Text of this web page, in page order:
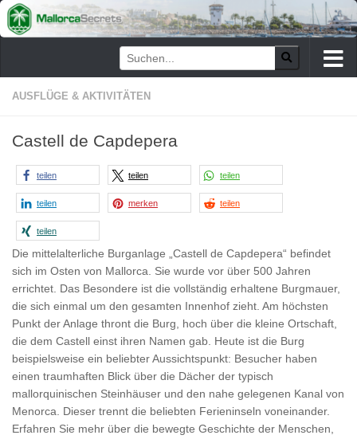
Zum Inhalt springen
AUSFLÜGE & AKTIVITÄTEN
Castell de Capdepera
teilen teilen teilen
teilen merken teilen
teilen
Die mittelalterliche Burganlage „Castell de Capdepera“ befindet
sich im Osten von Mallorca. Sie wurde vor über 500 Jahren
errichtet. Das Besondere ist die vollständig erhaltene Burgmauer,
die sich einmal um den gesamten Innenhof zieht. Am höchsten
Punkt der Anlage thront die Burg, hoch über die kleine Ortschaft,
die dem Castell einst ihren Namen gab. Heute ist die Burg
beispielsweise ein beliebter Aussichtspunkt: Besucher haben
einen traumhaften Blick über die Dächer der typisch
mallorquinischen Steinhäuser und den nahe gelegenen Kanal von
Menorca. Dieser trennt die beliebten Ferieninseln voneinander.
Erfahren Sie mehr über die bewegte Geschichte der Menschen,